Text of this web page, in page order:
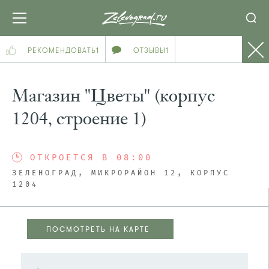
РЕКОМЕНДОВАТЬ1 ОТЗЫВЫ1
Магазин "Цветы" (корпус
1204, строение 1)
ОТКРОЕТСЯ В 08:00
ЗЕЛЕНОГРАД, МИКРОРАЙОН 12, КОРПУС
1204
ПОСМОТРЕТЬ НА КАРТЕ